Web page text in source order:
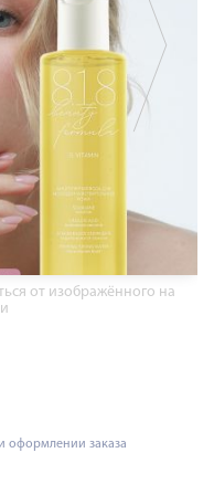
от изображённого на
оформлении заказа